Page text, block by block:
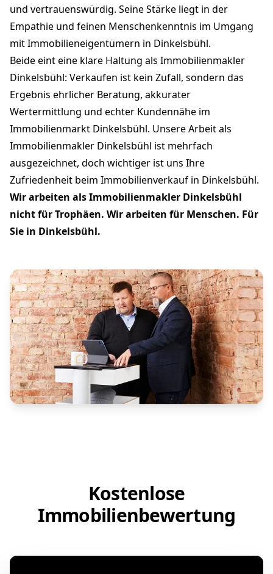
und vertrauenswürdig. Seine Stärke liegt in der
Empathie und feinen Menschenkenntnis im Umgang
mit Immobilieneigentümern in Dinkelsbühl.
Beide eint eine klare Haltung als Immobilienmakler
Dinkelsbühl: Verkaufen ist kein Zufall, sondern das
Ergebnis ehrlicher Beratung, akkurater
Wertermittlung und echter Kundennähe im
Immobilienmarkt Dinkelsbühl. Unsere Arbeit als
Immobilienmakler Dinkelsbühl ist mehrfach
ausgezeichnet, doch wichtiger ist uns Ihre
Zufriedenheit beim Immobilienverkauf in Dinkelsbühl.
Wir arbeiten als Immobilienmakler Dinkelsbühl
nicht für Trophäen. Wir arbeiten für Menschen. Für
Sie in Dinkelsbühl.
Kostenlose
Immobilienbewertung